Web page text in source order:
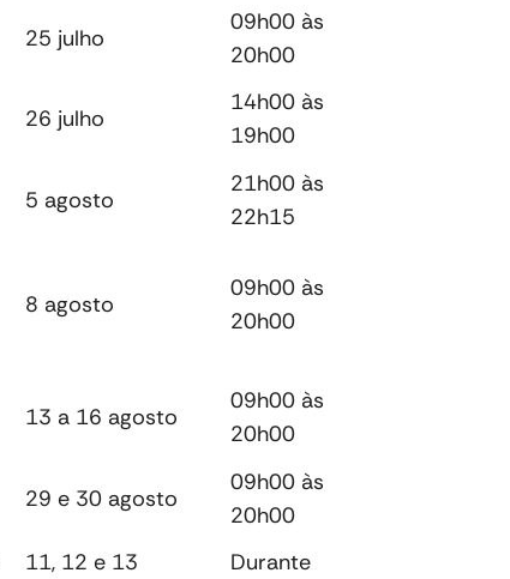
25 julho
09h00 às
20h00
26 julho
14h00 às
19h00
5 agosto
21h00 às
22h15
8 agosto
09h00 às
20h00
13 a 16 agosto
09h00 às
20h00
29 e 30 agosto
09h00 às
20h00
11, 12 e 13
Durante